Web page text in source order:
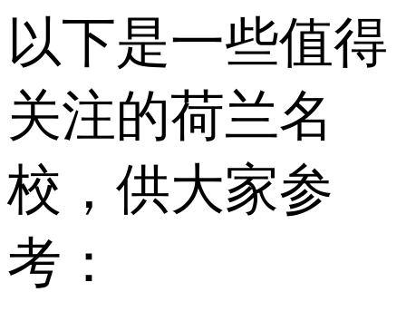
以下是一些值得
关注的荷兰名
校，供大家参
考：